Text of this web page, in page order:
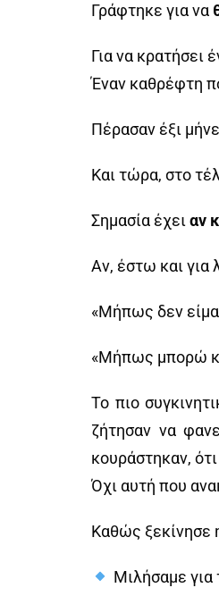
Γράφτηκε για να
Για να κρατήσει
Έναν καθρέφτη
Πέρασαν έξι
Και τώρα, στο
Σημασία έχει αν
Αν, έστω και για
«Μήπως δεν
«Μήπως μπορώ
Το πιο
ζήτησαν να
κουράστηκαν,
Όχι αυτή που
Καθώς ξεκίνησε
Μιλήσαμε για